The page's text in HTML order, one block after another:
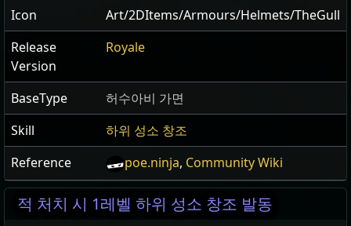
Icon
Art/2DItems/Armours/Helmets/TheGull
Release
Version
Royale
BaseType
허수아비 가면
Skill
하위 성소 창조
Reference
poe.ninja, Community Wiki
적 처치 시 1레벨 하위 성소 창조 발동